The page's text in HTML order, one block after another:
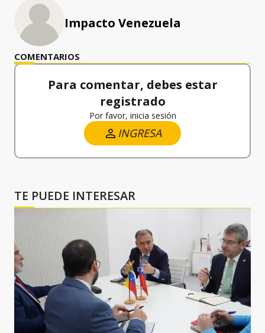
Impacto Venezuela
COMENTARIOS
Para comentar, debes estar
registrado
Por favor, inicia sesión
INGRESA
TE PUEDE INTERESAR